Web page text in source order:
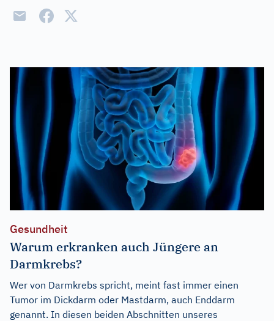
Gesundheit
Warum erkranken auch Jüngere an
Darmkrebs?
Wer von Darmkrebs spricht, meint fast immer einen
Tumor im Dickdarm oder Mastdarm, auch Enddarm
genannt. In diesen beiden Abschnitten unseres